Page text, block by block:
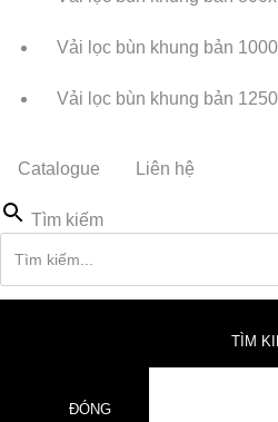
Vải lọc bùn khung bản
Vải lọc bùn khung bản
Catalogue Liên hệ
Tìm kiếm
TÌM
ĐÓNG